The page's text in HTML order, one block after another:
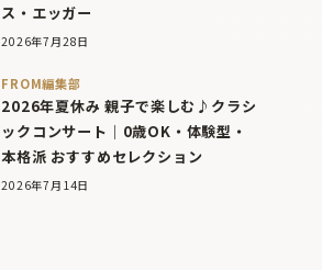
ス・エッガー
2026年7月28日
FROM編集部
2026年夏休み 親子で楽しむ♪クラシ
ックコンサート｜0歳OK・体験型・
本格派 おすすめセレクション
2026年7月14日